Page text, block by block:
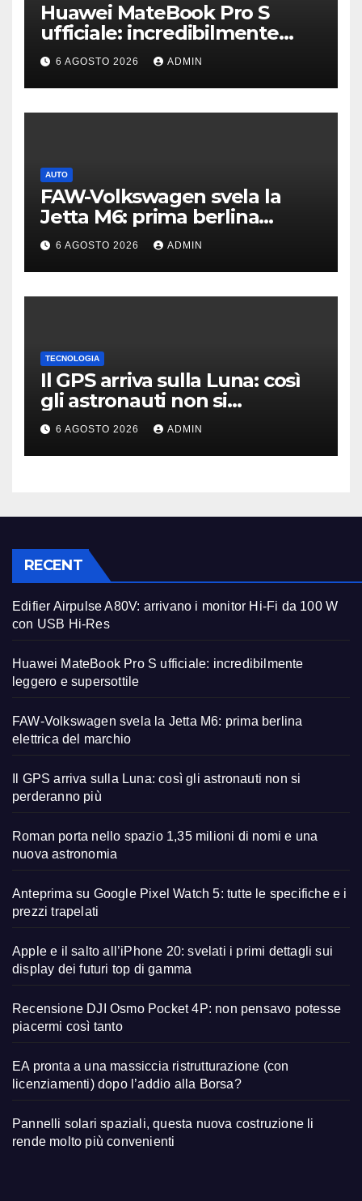
Huawei MateBook Pro S
ufficiale: incredibilmente
leggero e supersottile
6 AGOSTO 2026 ADMIN
AUTO
FAW-Volkswagen svela la
Jetta M6: prima berlina
elettrica del marchio
6 AGOSTO 2026 ADMIN
TECNOLOGIA
Il GPS arriva sulla Luna: così
gli astronauti non si
perderanno più
6 AGOSTO 2026 ADMIN
RECENT
Edifier Airpulse A80V: arrivano i monitor Hi-Fi da 100 W
con USB Hi-Res
Huawei MateBook Pro S ufficiale: incredibilmente
leggero e supersottile
FAW-Volkswagen svela la Jetta M6: prima berlina
elettrica del marchio
Il GPS arriva sulla Luna: così gli astronauti non si
perderanno più
Roman porta nello spazio 1,35 milioni di nomi e una
nuova astronomia
Anteprima su Google Pixel Watch 5: tutte le specifiche e i
prezzi trapelati
Apple e il salto all’iPhone 20: svelati i primi dettagli sui
display dei futuri top di gamma
Recensione DJI Osmo Pocket 4P: non pensavo potesse
piacermi così tanto
EA pronta a una massiccia ristrutturazione (con
licenziamenti) dopo l’addio alla Borsa?
Pannelli solari spaziali, questa nuova costruzione li
rende molto più convenienti